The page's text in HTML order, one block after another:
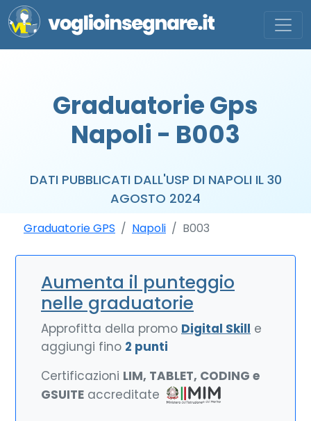
Graduatorie Gps
Napoli - B003
DATI PUBBLICATI DALL'USP DI NAPOLI IL 30
AGOSTO 2024
Graduatorie GPS Napoli B003
Aumenta il punteggio
nelle graduatorie
Approfitta della promo Digital Skill e
aggiungi fino 2 punti
Certificazioni LIM, TABLET, CODING e
GSUITE accreditate